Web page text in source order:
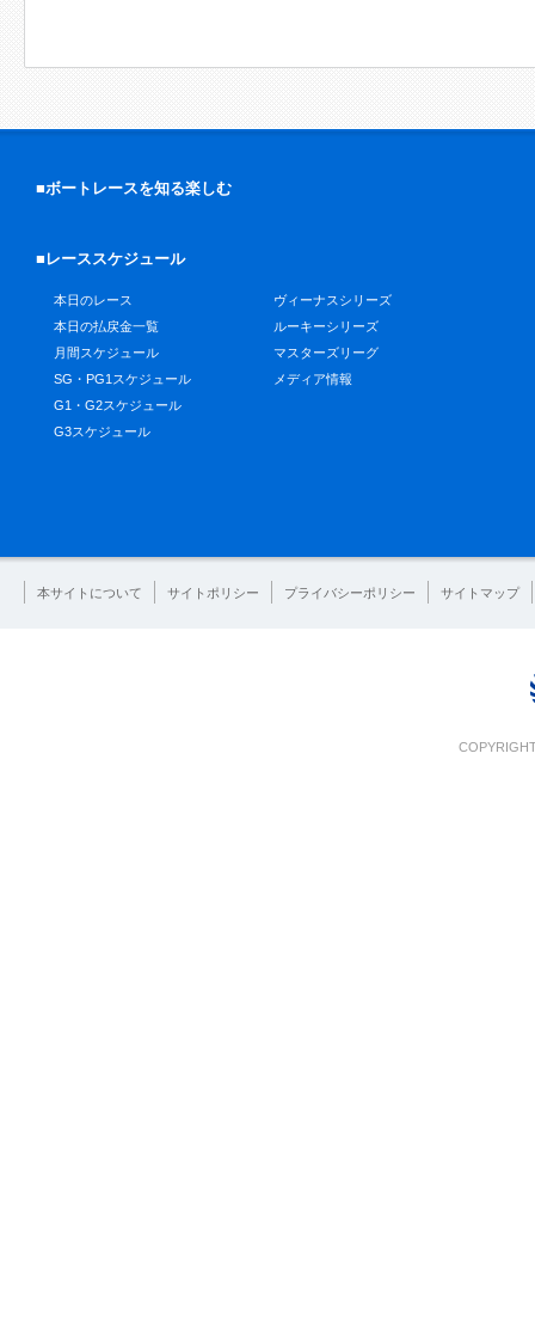
■ボートレースを知る楽しむ
■レーススケジュール
本日のレース
本日の払戻金一覧
月間スケジュール
SG・PG1スケジュール
G1・G2スケジュール
G3スケジュール
ヴィーナスシリーズ
ルーキーシリーズ
マスターズリーグ
メディア情報
本サイトについて サイトポリシー プライバシーポリシー サイトマップ